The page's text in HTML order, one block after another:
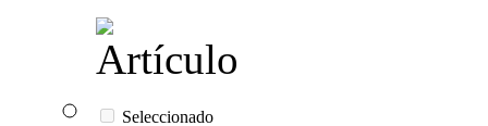
Seleccionado